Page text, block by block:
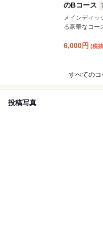
のBコース
メインディッ
る豪華なコースです！ 当日の仕入れ
り◎
6,000円 (税
すべてのコ
投稿写真